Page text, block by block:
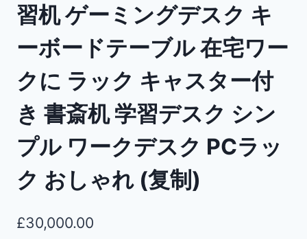
習机 ゲーミングデスク キ
ーボードテーブル 在宅ワー
クに ラック キャスター付
き 書斎机 学習デスク シン
プル ワークデスク PCラッ
ク おしゃれ (复制)
£30,000.00